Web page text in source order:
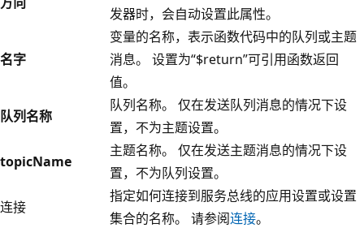
发器时，会自动设置此属性。
名字
变量的名称，表示函数代码中的队列或主题
消息。 设置为“$return”可引用函数返回
值。
队列名称
队列名称。 仅在发送队列消息的情况下设
置，不为主题设置。
topicName
主题名称。 仅在发送主题消息的情况下设
置，不为队列设置。
连接
指定如何连接到服务总线的应用设置或设置
集合的名称。 请参阅连接。